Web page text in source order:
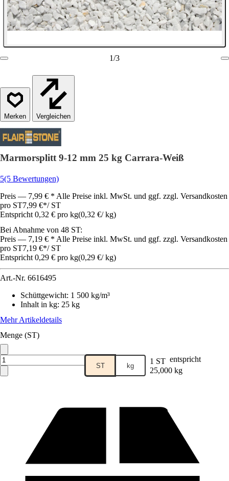
1/3
Vergleichen
Marmorsplitt 9-12 mm 25 kg Carrara-Weiß
5(5 Bewertungen)
Preis — 7,99 € * Alle Preise inkl. MwSt. und ggf. zzgl. Versandkosten
pro ST7,99 €*/ ST
Entspricht 0,32 € pro kg(0,32 €/ kg)
Bei Abnahme von 48 ST:
Preis — 7,19 € * Alle Preise inkl. MwSt. und ggf. zzgl. Versandkosten
pro ST7,19 €*/ ST
Entspricht 0,29 € pro kg(0,29 €/ kg)
Art.-Nr. 6616495
Schüttgewicht: 1 500 kg/m³
Inhalt in kg: 25 kg
Mehr Artikeldetails
Menge (ST)
ST kg 1 ST entspricht
25,000 kg